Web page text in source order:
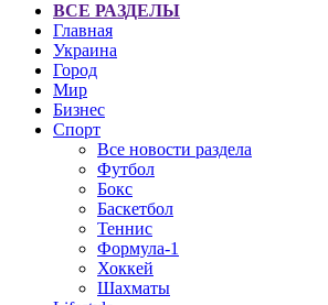
ВСЕ РАЗДЕЛЫ
Главная
Украина
Город
Мир
Бизнес
Спорт
Все новости раздела
Футбол
Бокс
Баскетбол
Теннис
Формула-1
Хоккей
Шахматы